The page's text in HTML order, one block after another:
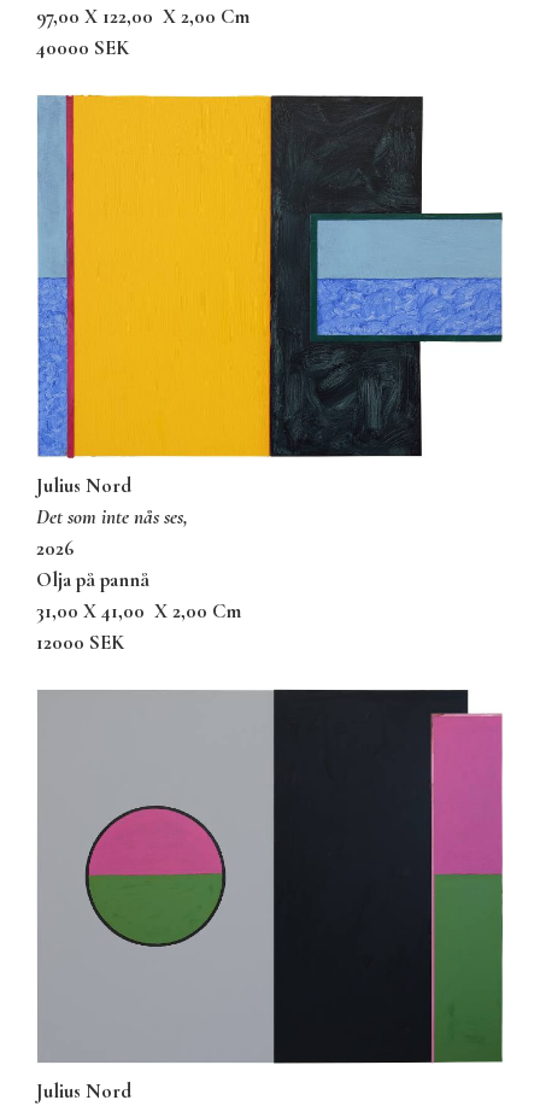
97,00 X 122,00 X 2,00 Cm
40000 SEK
Julius Nord
det som inte nås ses,
2026
olja på pannå
31,00 X 41,00 X 2,00 Cm
12000 SEK
Julius Nord